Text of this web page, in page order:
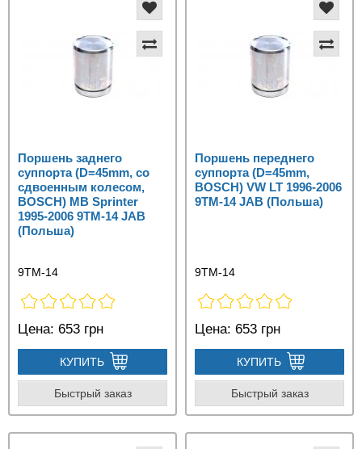
Поршень заднего
суппорта (D=45mm, со
сдвоенным колесом,
BOSCH) MB Sprinter
1995-2006 9TM-14 JAB
(Польша)
9TM-14
Цена: 653 грн
КУПИТЬ
Быстрый заказ
Поршень переднего
суппорта (D=45mm,
BOSCH) VW LT 1996-2006
9TM-14 JAB (Польша)
9TM-14
Цена: 653 грн
КУПИТЬ
Быстрый заказ